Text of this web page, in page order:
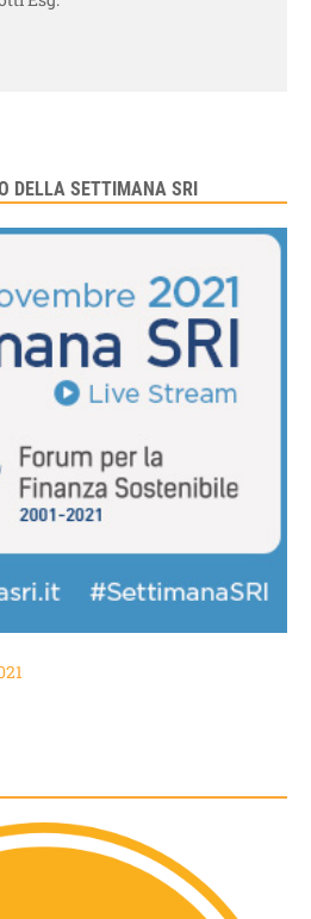
DELLA SETTIMANA SRI